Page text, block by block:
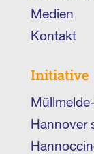
Medien
Kontakt
Initiative
Hannover